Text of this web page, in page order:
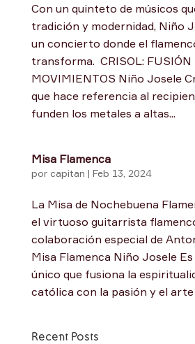
Con un quinteto de músicos
tradición y modernidad, Niño
un concierto donde el
transforma. CRISOL: FUSIÓN
MOVIMIENTOS Niño Josele
que hace referencia al
funden los metales a altas...
Misa Flamenca
por capitan | Feb 13, 2024
La Misa de Nochebuena
el virtuoso guitarrista
colaboración especial de
Misa Flamenca Niño Josele
único que fusiona la
católica con la pasión y el arte
Recent Posts